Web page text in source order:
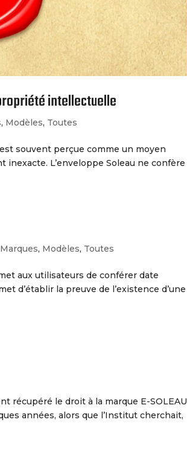
intellectuelle
, Modèles, Toutes
souvent perçue comme un moyen
L’enveloppe Soleau ne confère
Marques, Modèles, Toutes
aux utilisateurs de conférer date
d’établir la preuve de l’existence d’une
récupéré le droit à la marque E-SOLEAU
années, alors que l’Institut cherchait,